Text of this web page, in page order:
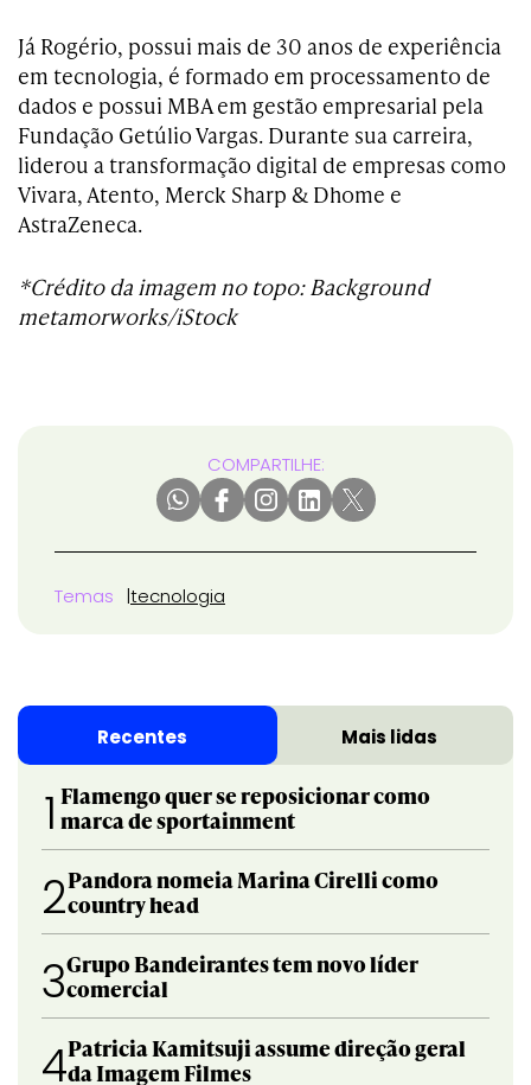
Já Rogério, possui mais de 30 anos de experiência
em tecnologia, é formado em processamento de
dados e possui MBA em gestão empresarial pela
Fundação Getúlio Vargas. Durante sua carreira,
liderou a transformação digital de empresas como
Vivara, Atento, Merck Sharp & Dhome e
AstraZeneca.
*Crédito da imagem no topo: Background
metamorworks/iStock
COMPARTILHE:
Temas tecnologia
Recentes Mais lidas
1 Flamengo quer se reposicionar como
marca de sportainment
2Pandora nomeia Marina Cirelli como
country head
3Grupo Bandeirantes tem novo líder
comercial
4Patricia Kamitsuji assume direção geral
da Imagem Filmes